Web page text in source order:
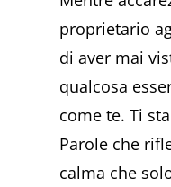
proprietario
di aver mai
qualcosa
come te. Ti
Parole che
calma che